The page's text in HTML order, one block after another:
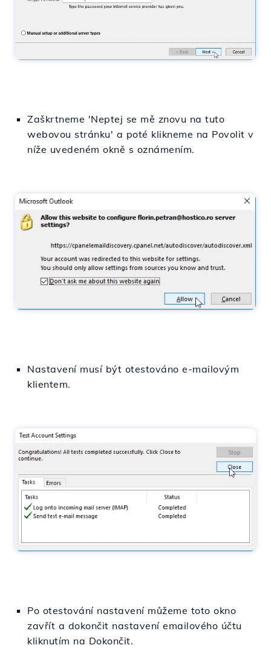
Zaškrtneme 'Neptej se mě znovu na tuto
webovou stránku' a poté klikneme na Povolit v
níže uvedeném okně s oznámením.
Nastavení musí být otestováno e-mailovým
klientem.
Po otestování nastavení můžeme toto okno
zavřít a dokončit nastavení emailového účtu
kliknutím na Dokončit.